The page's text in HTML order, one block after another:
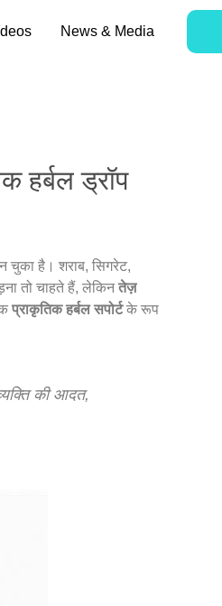
News & Media
हर्बल ड्रॉप
चुका है। शराब, सिगरेट,
तो चाहते हैं, लेकिनतेज़
प्राकृतिक हर्बल सपोर्टके रूप
की आदत,